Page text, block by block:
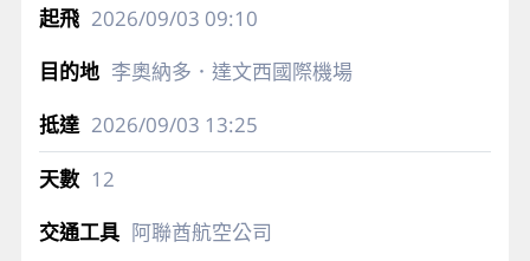
2026/09/03 09:10
李奧納多．達文西國際機場
2026/09/03 13:25
12
阿聯酋航空公司